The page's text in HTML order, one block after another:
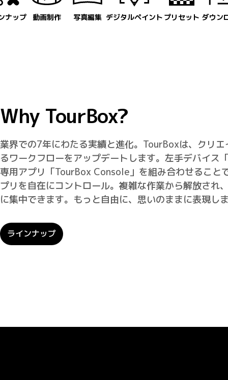
ナップ 動画制作 写真編集 デジタルペイント プリセット ダウン
Why TourBox?
業界での7年にわたる実績と進化。TourBoxは、クリ
るワークフローをアップデートします。左手デバイス
専用アプリ「TourBox Console」を組み合わせること
プリを自在にコントロール。複雑な作業から解放され
に集中できます。もっと自由に、思いのままに表現し
ラインナップ